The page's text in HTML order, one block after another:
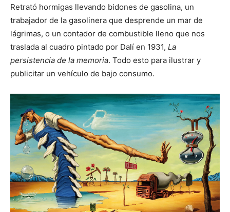
Retrató hormigas llevando bidones de gasolina, un
trabajador de la gasolinera que desprende un mar de
lágrimas, o un contador de combustible lleno que nos
traslada al cuadro pintado por Dalí en 1931, La
persistencia de la memoria. Todo esto para ilustrar y
publicitar un vehículo de bajo consumo.